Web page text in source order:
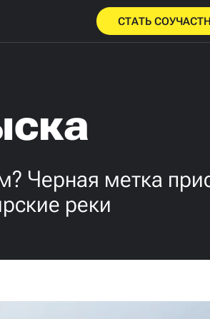
СТАТЬ
Черная метка
реки